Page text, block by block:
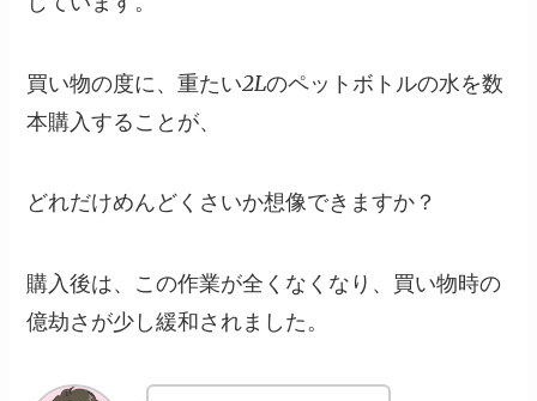
買い物の度に、重たい2Lのペットボトルの水を数
本購入することが、
どれだけめんどくさいか想像できますか？
購入後は、 この作業が全くなくなり、買い物時の
億劫さが少し緩和されました。